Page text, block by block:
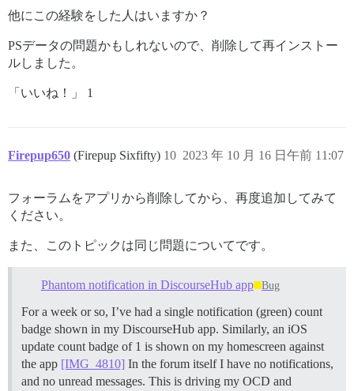
他にこの経験をした人はいますか？
PSデータの問題かもしれないので、削除して再インストー
ルしました。
「いいね！」 1
Firepup650 (Firepup Sixfifty) 2023 年 10 月 16 日午前 11:07
10
フォーラムをアプリから削除してから、再度追加してみて
ください。
また、このトピックは同じ問題についてです。
Phantom notification in DiscourseHub app Bug
For a week or so, I’ve had a single notification (green) count
badge shown in my DiscourseHub app. Similarly, an iOS
update count badge of 1 is shown on my homescreen against
the app [IMG_4810] In the forum itself I have no notifications,
and no unread messages. This is driving my OCD and